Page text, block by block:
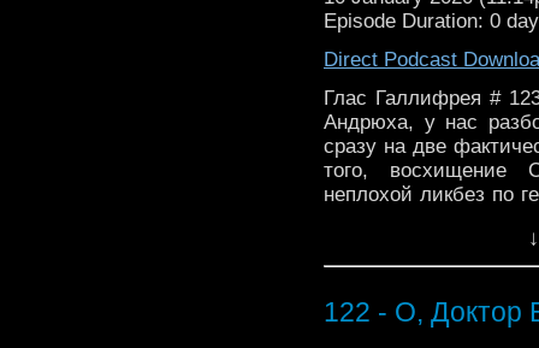
Episode Duration: 0
Direct Podcast
Глас Галлифрея #
Андрюха, у нас
сразу на две
того, восхищение
неплохой ликбез по
ему не повысят
00:40 - Разбор
122 - О, Доктор